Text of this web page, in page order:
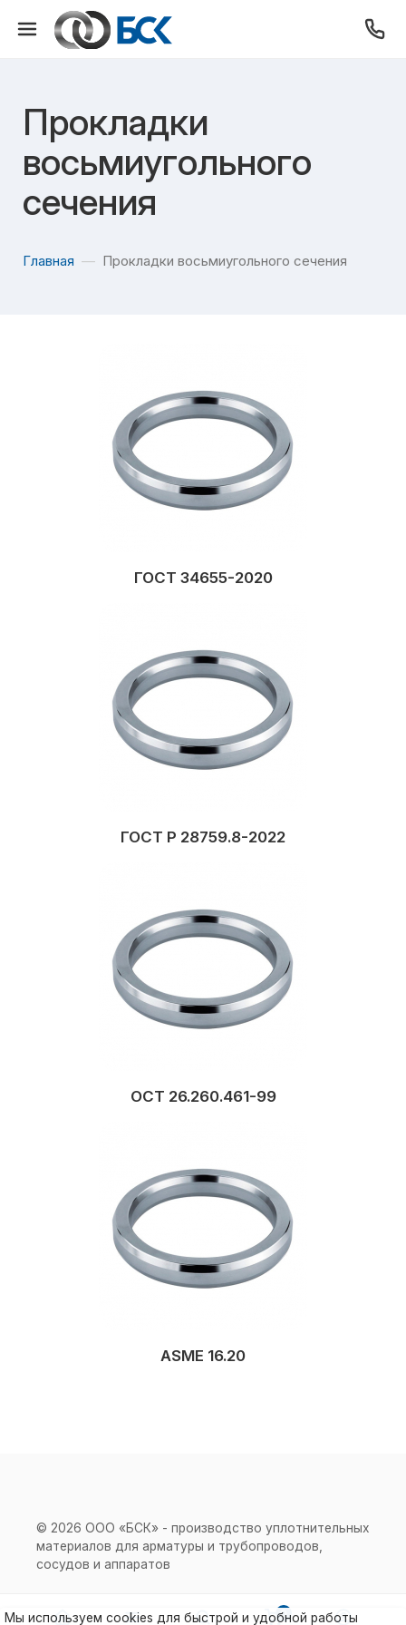
Прокладки
восьмиугольного
сечения
Главная Прокладки восьмиугольного сечения
ГОСТ 34655-2020
ГОСТ Р 28759.8-2022
ОСТ 26.260.461-99
ASME 16.20
© 2026 ООО «БСК» - производство уплотнительных
материалов для арматуры и трубопроводов,
сосудов и аппаратов
Мы используем cookies для быстрой и удобной работы
0